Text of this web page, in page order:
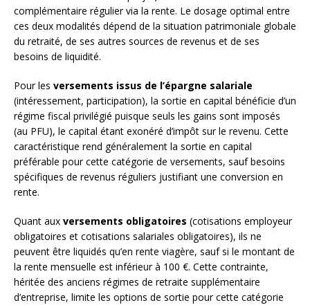
complémentaire régulier via la rente. Le dosage optimal entre
ces deux modalités dépend de la situation patrimoniale globale
du retraité, de ses autres sources de revenus et de ses
besoins de liquidité.
Pour les versements issus de l’épargne salariale
(intéressement, participation), la sortie en capital bénéficie d’un
régime fiscal privilégié puisque seuls les gains sont imposés
(au PFU), le capital étant exonéré d’impôt sur le revenu. Cette
caractéristique rend généralement la sortie en capital
préférable pour cette catégorie de versements, sauf besoins
spécifiques de revenus réguliers justifiant une conversion en
rente.
Quant aux versements obligatoires (cotisations employeur
obligatoires et cotisations salariales obligatoires), ils ne
peuvent être liquidés qu’en rente viagère, sauf si le montant de
la rente mensuelle est inférieur à 100 €. Cette contrainte,
héritée des anciens régimes de retraite supplémentaire
d’entreprise, limite les options de sortie pour cette catégorie